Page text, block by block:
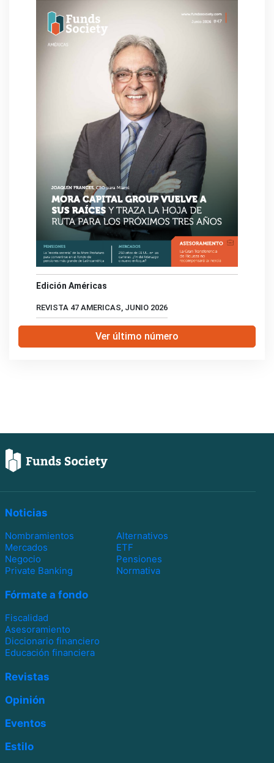
Edición Américas
REVISTA 47 AMERICAS, JUNIO 2026
Ver último número
Noticias
Nombramientos
Alternativos
Mercados
ETF
Negocio
Pensiones
Private Banking
Normativa
Fórmate a fondo
Fiscalidad
Asesoramiento
Diccionario financiero
Educación financiera
Revistas
Opinión
Eventos
Estilo